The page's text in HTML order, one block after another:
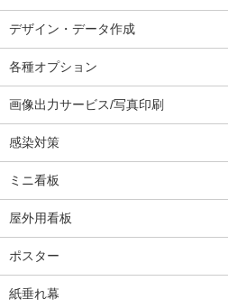
デザイン・データ作成
各種オプション
画像出力サービス/写真印刷
感染対策
ミニ看板
屋外用看板
ポスター
紙垂れ幕